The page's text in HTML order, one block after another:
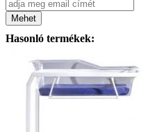
Mehet
Hasonló termékek: